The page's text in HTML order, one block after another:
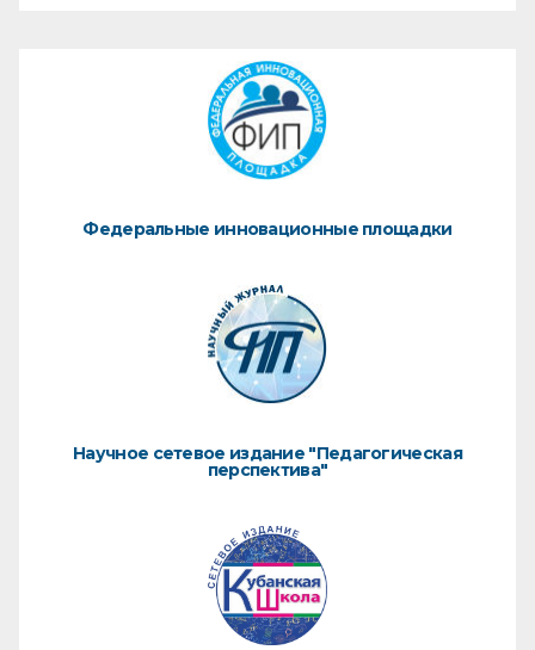
Федеральные инновационные площадки
Научное сетевое издание "Педагогическая
перспектива"